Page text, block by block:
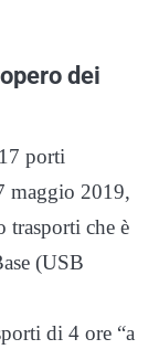
dei
porti
maggio 2019,
trasporti che è
(USB
di 4 ore “a